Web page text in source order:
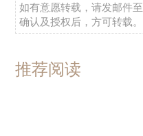
如有意愿转载，请发邮件至
确认及授权后，方可转载。
推荐阅读